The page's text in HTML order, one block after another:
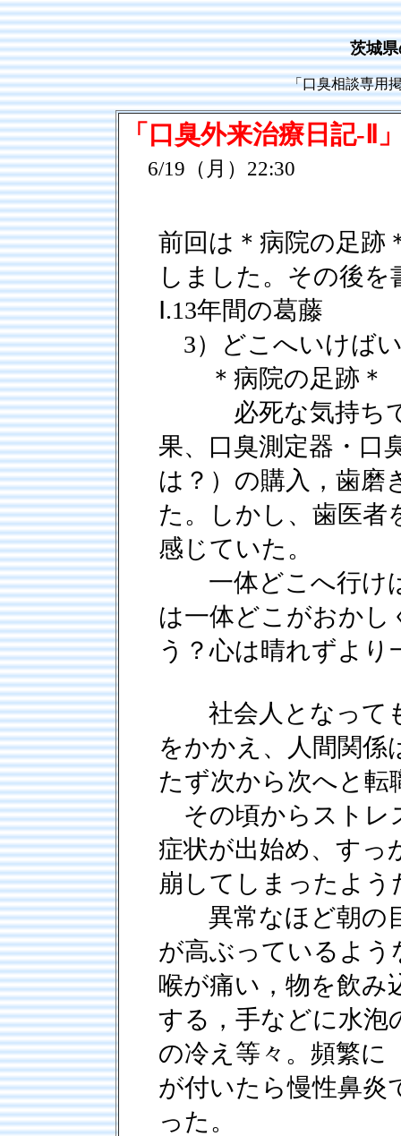
茨城
「口臭相談専用
「口臭外来治療日記-Ⅱ
6/19（月）22:30
前回は＊病院の足跡
しました。その後
Ⅰ.13年間の葛藤
3）どこへいけば
＊病院の足跡＊
必死な気持ちで
果、口臭測定器・口
は？）の購入，歯磨
た。しかし、歯医者
感じていた。
一体どこへ行け
は一体どこがおか
う？心は晴れずより
社会人となって
をかかえ、人間関係
たず次から次へと転
その頃からストレ
症状が出始め、すっ
崩してしまったよう
異常なほど朝の目
が高ぶっているよう
喉が痛い，物を飲み
する，手などに水泡
の冷え等々。頻繁
が付いたら慢性鼻炎
った。